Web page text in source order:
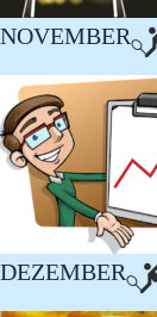
NOVEMBER
DEZEMBER